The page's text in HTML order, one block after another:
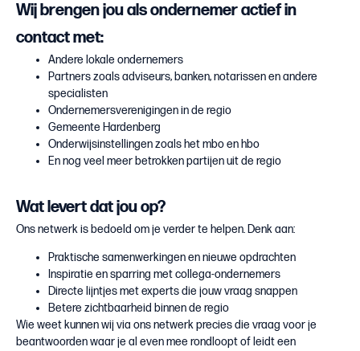
Wij brengen jou als ondernemer actief in
contact met:
Andere lokale ondernemers
Partners zoals adviseurs, banken, notarissen en andere
specialisten
Ondernemersverenigingen in de regio
Gemeente Hardenberg
Onderwijsinstellingen zoals het mbo en hbo
En nog veel meer betrokken partijen uit de regio
Wat levert dat jou op?
Ons netwerk is bedoeld om je verder te helpen. Denk aan:
Praktische samenwerkingen en nieuwe opdrachten
Inspiratie en sparring met collega-ondernemers
Directe lijntjes met experts die jouw vraag snappen
Betere zichtbaarheid binnen de regio
Wie weet kunnen wij via ons netwerk precies die vraag voor je
beantwoorden waar je al even mee rondloopt of leidt een